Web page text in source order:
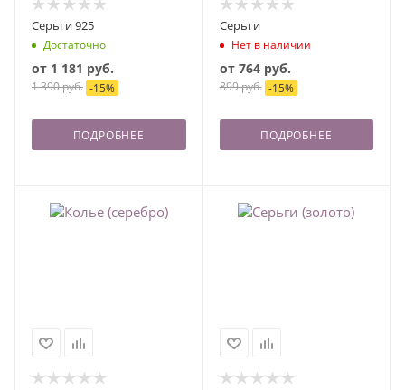
Серьги 925
Достаточно
от 1 181 руб.
1 390 руб. -15%
ПОДРОБНЕЕ
Серьги
Нет в наличии
от 764 руб.
899 руб. -15%
ПОДРОБНЕЕ